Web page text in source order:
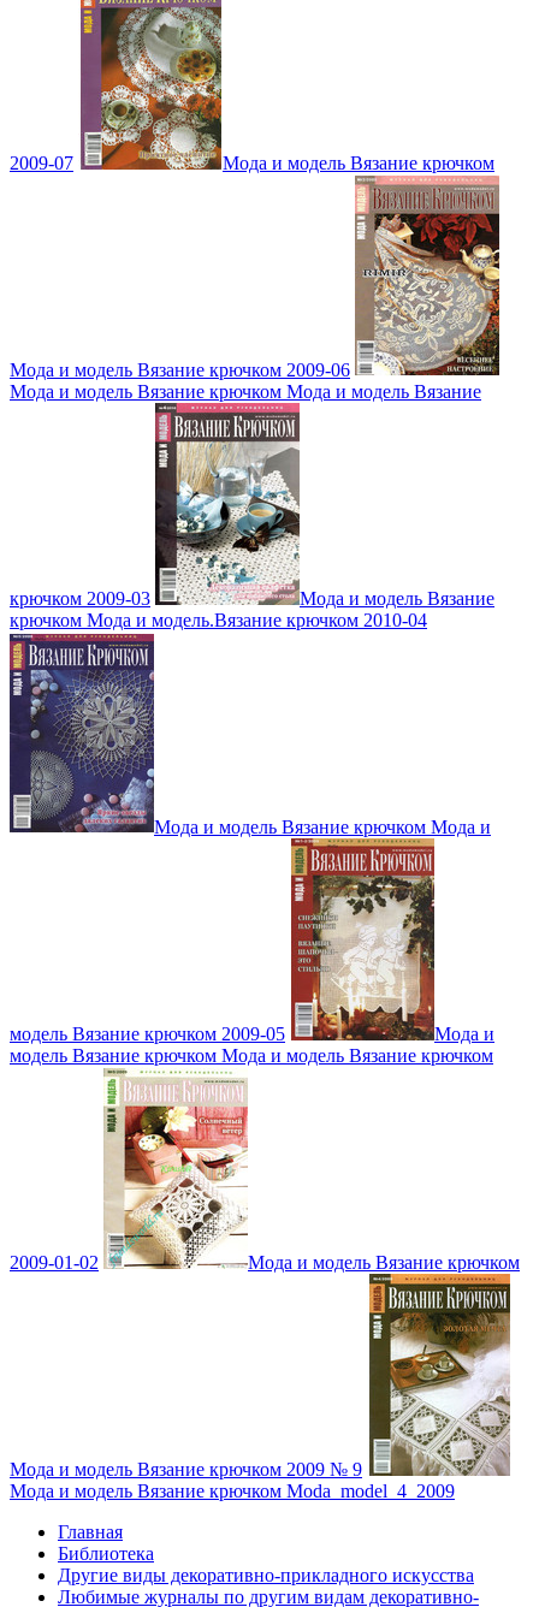
2009-07 Мода и модель Вязание крючком
Мода и модель Вязание крючком 2009-06
Мода и модель Вязание крючком Мода и модель Вязание
крючком 2009-03
Мода и модель Вязание
крючком Мода и модель.Вязание крючком 2010-04
Мода и модель Вязание крючком Мода и
модель Вязание крючком 2009-05
Мода и
модель Вязание крючком Мода и модель Вязание крючком
2009-01-02 Мода и модель Вязание крючком
Мода и модель Вязание крючком 2009 № 9
Мода и модель Вязание крючком Moda_model_4_2009
Главная
Библиотека
Другие виды декоративно-прикладного искусства
Любимые журналы по другим видам декоративно-